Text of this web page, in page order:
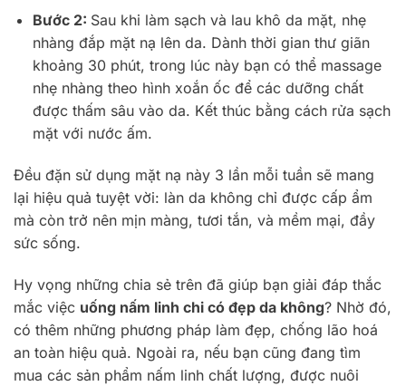
Bước 2: Sau khi làm sạch và lau khô da mặt, nhẹ
nhàng đắp mặt nạ lên da. Dành thời gian thư giãn
khoảng 30 phút, trong lúc này bạn có thể massage
nhẹ nhàng theo hình xoắn ốc để các dưỡng chất
được thấm sâu vào da. Kết thúc bằng cách rửa sạch
mặt với nước ấm.
Đều đặn sử dụng mặt nạ này 3 lần mỗi tuần sẽ mang
lại hiệu quả tuyệt vời: làn da không chỉ được cấp ẩm
mà còn trở nên mịn màng, tươi tắn, và mềm mại, đầy
sức sống.
Hy vọng những chia sẻ trên đã giúp bạn giải đáp thắc
mắc việc uống nấm linh chi có đẹp da không? Nhờ đó,
có thêm những phương pháp làm đẹp, chống lão hoá
an toàn hiệu quả. Ngoài ra, nếu bạn cũng đang tìm
mua các sản phẩm nấm linh chất lượng, được nuôi